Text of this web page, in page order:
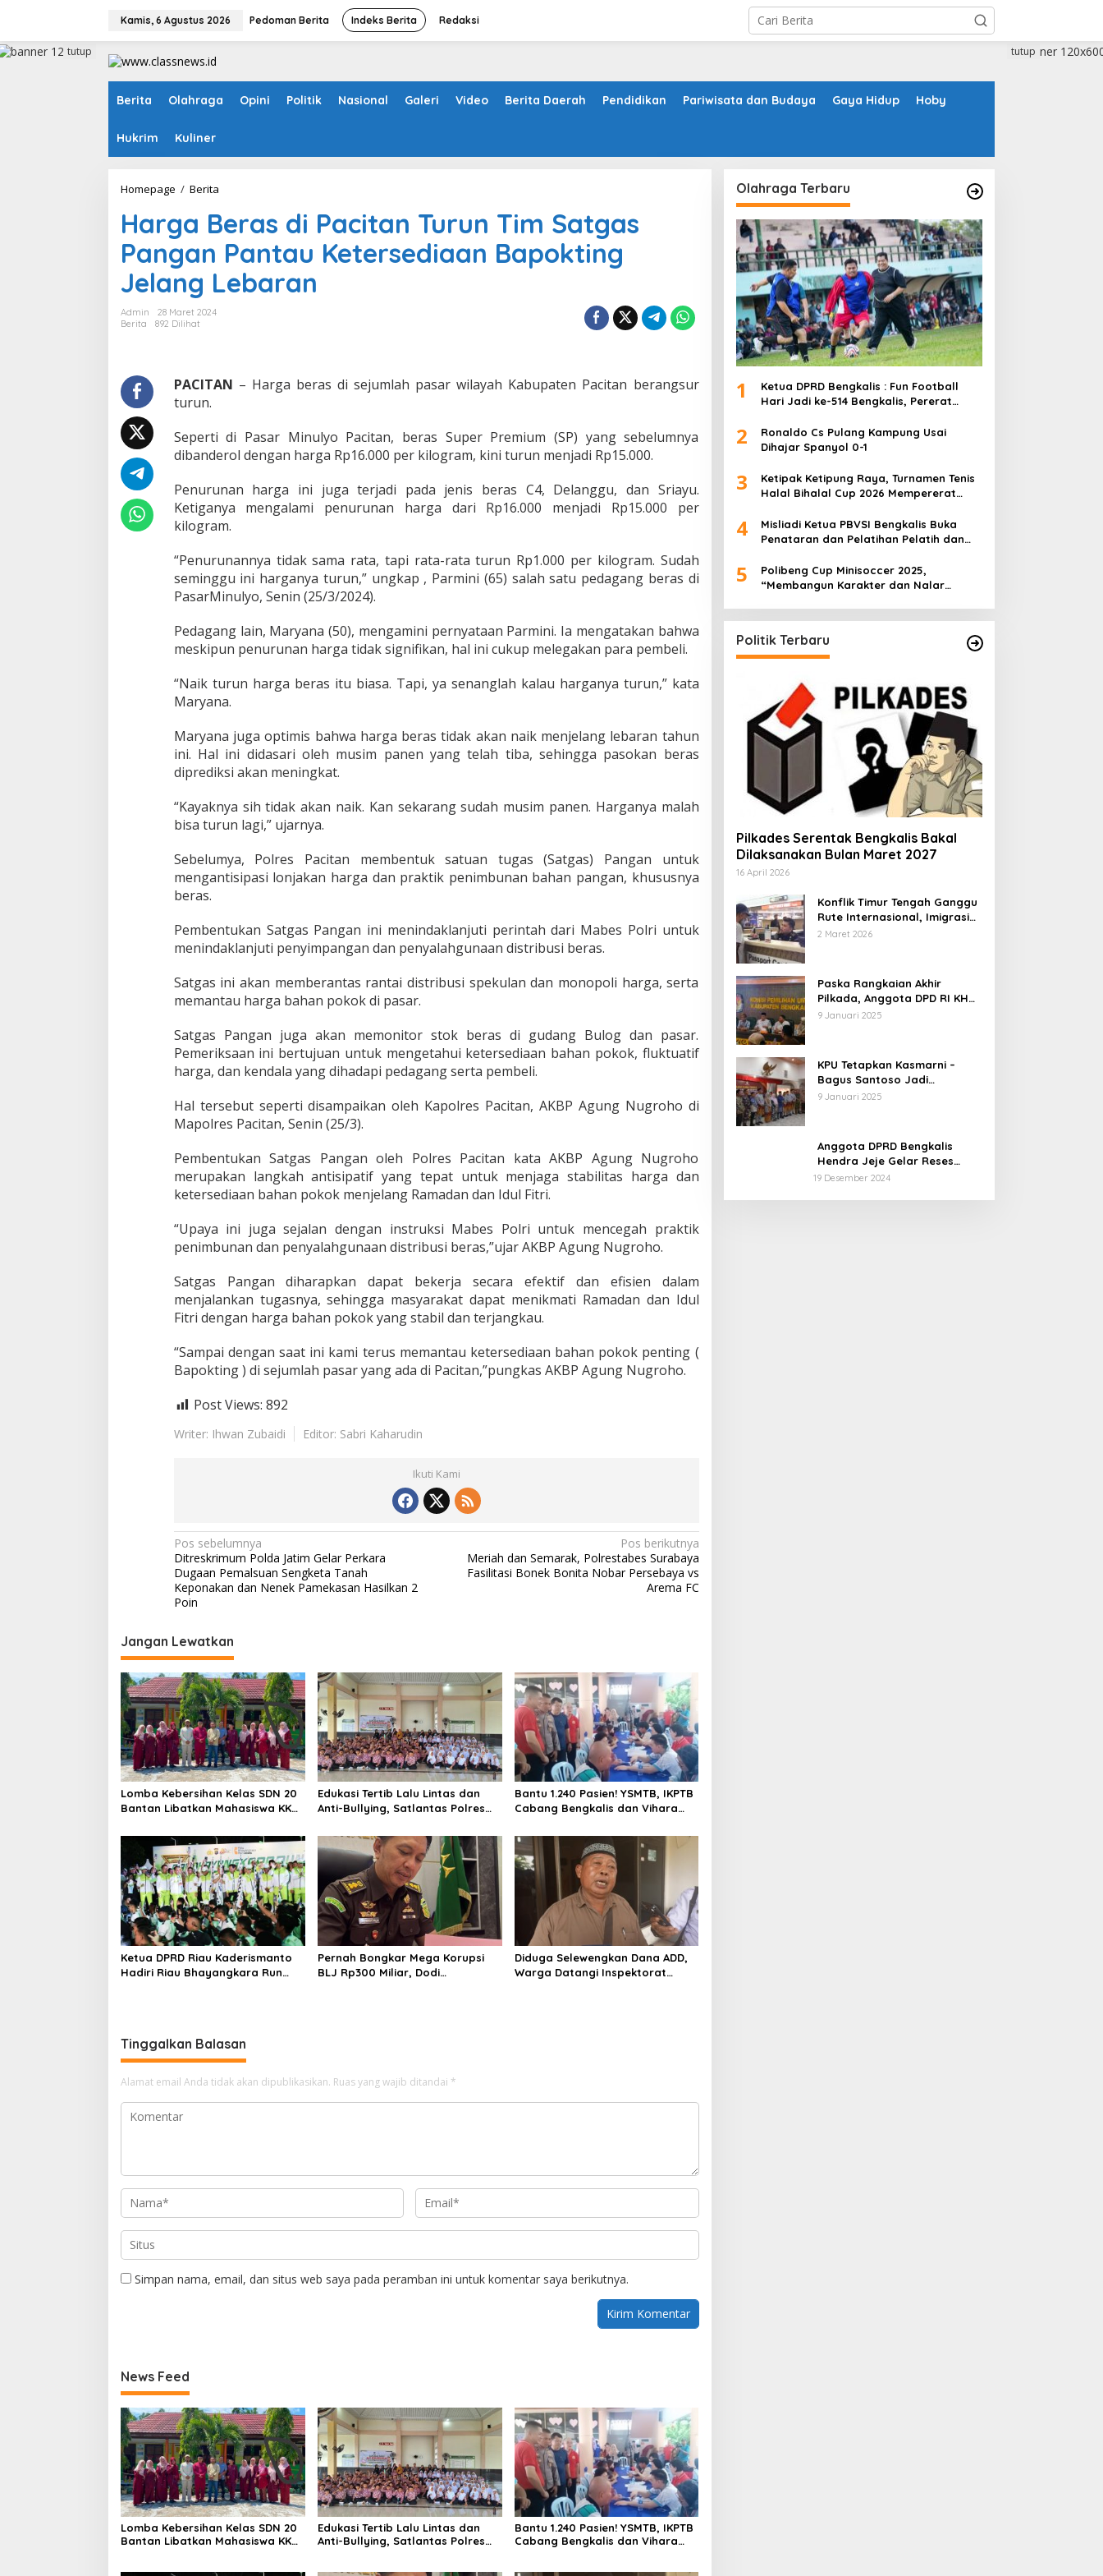
a
Kamis, 6 Agustus 2026 Pedoman Berita Indeks Berita Redaksi
Berita Olahraga Opini Politik Nasional Galeri Video Berita Daerah Pendidikan Pariwisata dan Budaya Gaya Hidup Hoby
Hukrim Kuliner
tutup tutup
Homepage / Berita
r
g
r
a
n
u
r
u
n
m
S
a
g
a
a
n
a
a
t
a
K
e
s
e
d
a
a
B
a
p
o
t
i
e
l
L
a
r
a
Harga Beras di Pacitan Turun Tim Satgas
Pangan Pantau Ketersediaan Bapokting
Jelang Lebaran
Admin
28 Maret 2024
Berita
892 Dilihat
PACITAN – Harga beras di sejumlah pasar wilayah Kabupaten Pacitan berangsur
turun.
Seperti di Pasar Minulyo Pacitan, beras Super Premium (SP) yang sebelumnya
dibanderol dengan harga Rp16.000 per kilogram, kini turun menjadi Rp15.000.
Penurunan harga ini juga terjadi pada jenis beras C4, Delanggu, dan Sriayu.
Ketiganya mengalami penurunan harga dari Rp16.000 menjadi Rp15.000 per
kilogram.
“Penurunannya tidak sama rata, tapi rata-rata turun Rp1.000 per kilogram. Sudah
seminggu ini harganya turun,” ungkap , Parmini (65) salah satu pedagang beras di
PasarMinulyo, Senin (25/3/2024).
Pedagang lain, Maryana (50), mengamini pernyataan Parmini. Ia mengatakan bahwa
meskipun penurunan harga tidak signifikan, hal ini cukup melegakan para pembeli.
“Naik turun harga beras itu biasa. Tapi, ya senanglah kalau harganya turun,” kata
Maryana.
Maryana juga optimis bahwa harga beras tidak akan naik menjelang lebaran tahun
ini. Hal ini didasari oleh musim panen yang telah tiba, sehingga pasokan beras
diprediksi akan meningkat.
“Kayaknya sih tidak akan naik. Kan sekarang sudah musim panen. Harganya malah
bisa turun lagi,” ujarnya.
Sebelumya, Polres Pacitan membentuk satuan tugas (Satgas) Pangan untuk
mengantisipasi lonjakan harga dan praktik penimbunan bahan pangan, khususnya
beras.
Pembentukan Satgas Pangan ini menindaklanjuti perintah dari Mabes Polri untuk
menindaklanjuti penyimpangan dan penyalahgunaan distribusi beras.
Satgas ini akan memberantas rantai distribusi spekulan dan monopoli harga, serta
memantau harga bahan pokok di pasar.
Satgas Pangan juga akan memonitor stok beras di gudang Bulog dan pasar.
Pemeriksaan ini bertujuan untuk mengetahui ketersediaan bahan pokok, fluktuatif
harga, dan kendala yang dihadapi pedagang serta pembeli.
Hal tersebut seperti disampaikan oleh Kapolres Pacitan, AKBP Agung Nugroho di
Mapolres Pacitan, Senin (25/3).
Pembentukan Satgas Pangan oleh Polres Pacitan kata AKBP Agung Nugroho
merupakan langkah antisipatif yang tepat untuk menjaga stabilitas harga dan
ketersediaan bahan pokok menjelang Ramadan dan Idul Fitri.
“Upaya ini juga sejalan dengan instruksi Mabes Polri untuk mencegah praktik
penimbunan dan penyalahgunaan distribusi beras,”ujar AKBP Agung Nugroho.
Satgas Pangan diharapkan dapat bekerja secara efektif dan efisien dalam
menjalankan tugasnya, sehingga masyarakat dapat menikmati Ramadan dan Idul
Fitri dengan harga bahan pokok yang stabil dan terjangkau.
“Sampai dengan saat ini kami terus memantau ketersediaan bahan pokok penting (
Bapokting ) di sejumlah pasar yang ada di Pacitan,”pungkas AKBP Agung Nugroho.
Post Views: 892
Writer: Ihwan Zubaidi Editor: Sabri Kaharudin
Ikuti Kami
N
a
v
i
g
a
s
i
p
o
s
Pos sebelumnya
Ditreskrimum Polda Jatim Gelar Perkara
Dugaan Pemalsuan Sengketa Tanah
Keponakan dan Nenek Pamekasan Hasilkan 2
Poin
Pos berikutnya
Meriah dan Semarak, Polrestabes Surabaya
Fasilitasi Bonek Bonita Nobar Persebaya vs
Arema FC
Jangan Lewatkan
Lomba Kebersihan Kelas SDN 20
Bantan Libatkan Mahasiswa KKM
Edukasi Tertib Lalu Lintas dan
Anti-Bullying, Satlantas Polres
Anak” di SD IT Al-Fatih Duri
Bantu 1.240 Pasien! YSMTB, IKPTB
Cabang Bengkalis dan Vihara
Perkumpulan Kin Men Riau Atas
Kegiatan Bakti Sosial Kesehatan
Di Bengkalis.
Ketua DPRD Riau Kaderismanto
Hadiri Riau Bhayangkara Run
Pernah Bongkar Mega Korupsi
BLJ Rp300 Miliar, Dodi
Diduga Selewengkan Dana ADD,
Warga Datangi Inspektorat
Tinggalkan Balasan
Alamat email Anda tidak akan dipublikasikan. Ruas yang wajib ditandai *
Simpan nama, email, dan situs web saya pada peramban ini untuk komentar saya berikutnya.
News Feed
Lomba Kebersihan Kelas SDN 20
Bantan Libatkan Mahasiswa KKM
Edukasi Tertib Lalu Lintas dan
Anti-Bullying, Satlantas Polres
Bantu 1.240 Pasien! YSMTB, IKPTB
Cabang Bengkalis dan Vihara
Olahraga Terbaru
1
Ketua DPRD Bengkalis : Fun Football
Hari Jadi ke-514 Bengkalis, Pererat
2
Ronaldo Cs Pulang Kampung Usai
Dihajar Spanyol 0-1
3
Ketipak Ketipung Raya, Turnamen Tenis
Halal Bihalal Cup 2026 Mempererat
4
Misliadi Ketua PBVSI Bengkalis Buka
Penataran dan Pelatihan Pelatih dan
5
Polibeng Cup Minisoccer 2025,
“Membangun Karakter dan Nalar
Politik Terbaru
Pilkades Serentak Bengkalis Bakal
Dilaksanakan Bulan Maret 2027
16 April 2026
Konflik Timur Tengah Ganggu
Rute Internasional, Imigrasi
Siapkan Langkah Antisipatif
2 Maret 2026
Paska Rangkaian Akhir
Pilkada, Anggota DPD RI KH
Muhammad Mursyid
9 Januari 2025
KPU Tetapkan Kasmarni –
Bagus Santoso Jadi
Pemenang Pilkada 2024
9 Januari 2025
Anggota DPRD Bengkalis
Hendra Jeje Gelar Reses
Perdana
19 Desember 2024